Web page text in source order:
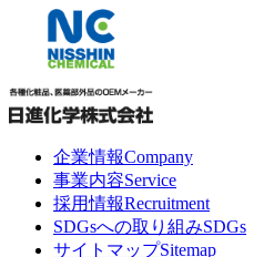
企業情報Company
事業内容Service
採用情報Recruitment
SDGsへの取り組みSDGs
サイトマップSitemap